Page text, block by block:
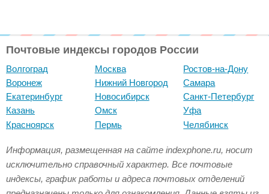
Почтовые индексы городов России
Волгоград
Воронеж
Екатеринбург
Казань
Красноярск
Москва
Нижний Новгород
Новосибирск
Омск
Пермь
Ростов-на-Дону
Самара
Санкт-Петербург
Уфа
Челябинск
Информация, размещенная на сайте indexphone.ru, носит
исключительно справочный характер. Все почтовые
индексы, график работы и адреса почтовых отделений